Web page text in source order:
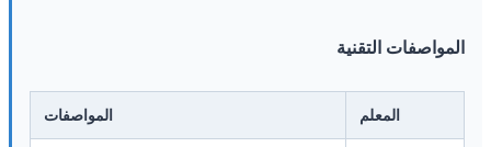
المواصفات التقنية
المعلم المواصفات